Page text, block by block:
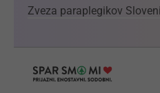
Zveza paraplegikov